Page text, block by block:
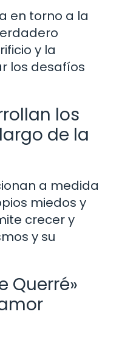
en torno a la
y la
los desafíos
los
de la
a medida
miedos y
crecer y
y su
Querré»